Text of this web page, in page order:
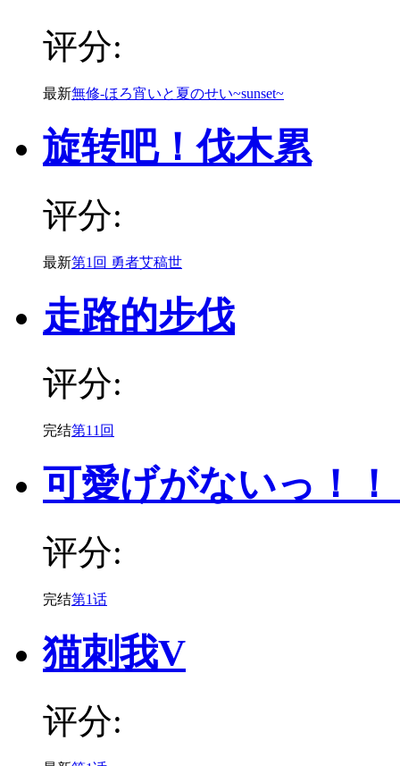
评分:
最新無修-ほろ宵いと夏のせい~sunset~
旋转吧！伐木累
评分:
最新第1回 勇者艾稿世
走路的步伐
评分:
完结第11回
可愛げがないっ！
评分:
完结第1话
猫刺我V
评分: